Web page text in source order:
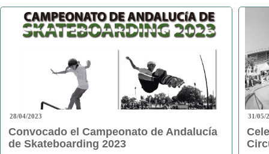
Marbella,Park,Parque Bello Horizonte
Camas,
Volcom
28/04/2023
Convocado el Campeonato de Andalucía
de Skateboarding 2023
31/05/